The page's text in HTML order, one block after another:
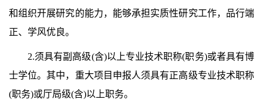
和组织开展研究的能力，能够承担实质性研究工作，品行端
正、学风优良。
2.须具有副高级(含)以上专业技术职称(职务)或者具有博
士学位。其中，重大项目申报人须具有正高级专业技术职称
(职务)或厅局级(含)以上职务。